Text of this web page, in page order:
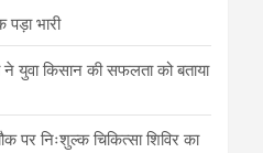
भारी
युवा किसान की सफलता को बताया
पर निःशुल्क चिकित्सा शिविर का